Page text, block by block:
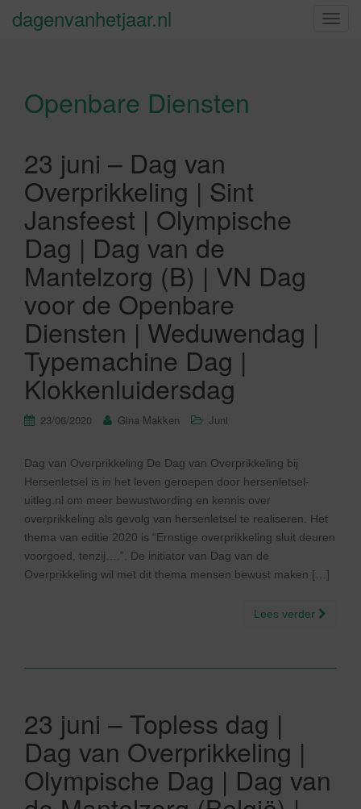
S
dagenvanhetjaar.nl
Openbare Diensten
23 juni – Dag van
Overprikkeling | Sint
Jansfeest | Olympische
Dag | Dag van de
Mantelzorg (B) | VN Dag
voor de Openbare
Diensten | Weduwendag |
Typemachine Dag |
Klokkenluidersdag
23/06/2020 Gina Makken Juni
Dag van Overprikkeling De Dag van Overprikkeling bij
Hersenletsel is in het leven geroepen door hersenletsel-
uitleg.nl om meer bewustwording en kennis over
overprikkeling als gevolg van hersenletsel te realiseren. Het
thema van editie 2020 is “Ernstige overprikkeling sluit deuren
voorgoed, tenzij….”. De initiator van Dag van de
Overprikkeling wil met dit thema mensen bewust maken […]
Lees verder
23 juni – Topless dag |
Dag van Overprikkeling |
Olympische Dag | Dag van